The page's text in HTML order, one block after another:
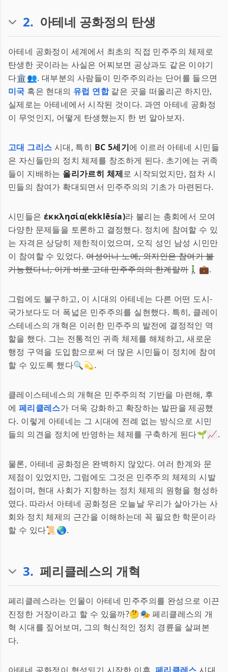
2. 아테네 공화정의 탄생
아테네 공화정이 세계에서 최초의 직접 민주주의 체제로
탄생한 곳이라는 사실은 어찌보면 공상과도 같은 이야기
다🏛️👥. 대부분의 사람들이 민주주의라는 단어를 들으면
미국 혹은 현대의 유럽 연합같은 곳을 떠올리곤 하지만,
실제로는 아테네에서 시작된 것이다. 과연 아테네 공화정
이 무엇인지, 어떻게 탄생했는지 한 번 알아보자.
고대 그리스 시대, 특히 BC 5세기에 이르러 아테네 시민들
은 자신들만의 정치 체제를 창조하게 된다. 초기에는 귀족
들이 지배하는 올리가르히 체제로 시작되었지만, 점차 시
민들의 참여가 확대되면서 민주주의의 기초가 마련된다.
시민들은 ἐκκλησία(ekklēsía)라 불리는 총회에서 모여
다양한 문제들을 토론하고 결정했다. 정치에 참여할 수 있
는 자격은 상당히 제한적이었으며, 오직 성인 남성 시민만
이 참여할 수 있었다.여성이나 노예, 외지인은 참여가 불
가능했다니, 이게 바로 고대 민주주의의 한계랄까🚶‍♂️💼.
그럼에도 불구하고, 이 시대의 아테네는 다른 어떤 도시-
국가보다도 더 폭넓은 민주주의를 실현했다. 특히, 클레이
스테네스의 개혁은 이러한 민주주의 발전에 결정적인 역
할을 했다. 그는 전통적인 귀족 체제를 해체하고, 새로운
행정 구역을 도입함으로써 더 많은 시민들이 정치에 참여
할 수 있도록 했다🔍💫.
클레이스테네스의 개혁은 민주주의적 기반을 마련해, 후
에 페리클레스가 더욱 강화하고 확장하는 발판을 제공했
다. 이렇게 아테네는 그 시대에 전례 없는 방식으로 시민
들의 의견을 정치에 반영하는 체제를 구축하게 된다🌱📈.
물론, 아테네 공화정은 완벽하지 않았다. 여러 한계와 문
제점이 있었지만, 그럼에도 그것은 민주주의 체제의 시발
점이며, 현대 사회가 지향하는 정치 체제의 원형을 형성하
였다. 따라서 아테네 공화정은 오늘날 우리가 살아가는 사
회와 정치 체제의 근간을 이해하는데 꼭 필요한 학문이라
할 수 있다📜🌏.
3. 페리클레스의 개혁
페리클레스라는 인물이 아테네 민주주의를 완성으로 이끈
진정한 거장이라고 할 수 있을까?🤔🎭 페리클레스의 개
혁 시대를 짚어보며, 그의 혁신적인 정치 경륜을 살펴본
다.